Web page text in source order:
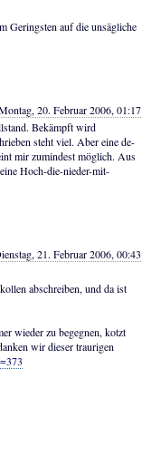
Geringsten auf die unsägliche
20. Februar 2006, 01:17
Bekämpft wird
steht viel. Aber eine de-
mir zumindest möglich. Aus
Hoch-die-nieder-mit-
21. Februar 2006, 00:43
abschreiben, und da ist
wieder zu begegnen, kotzt
wir dieser traurigen